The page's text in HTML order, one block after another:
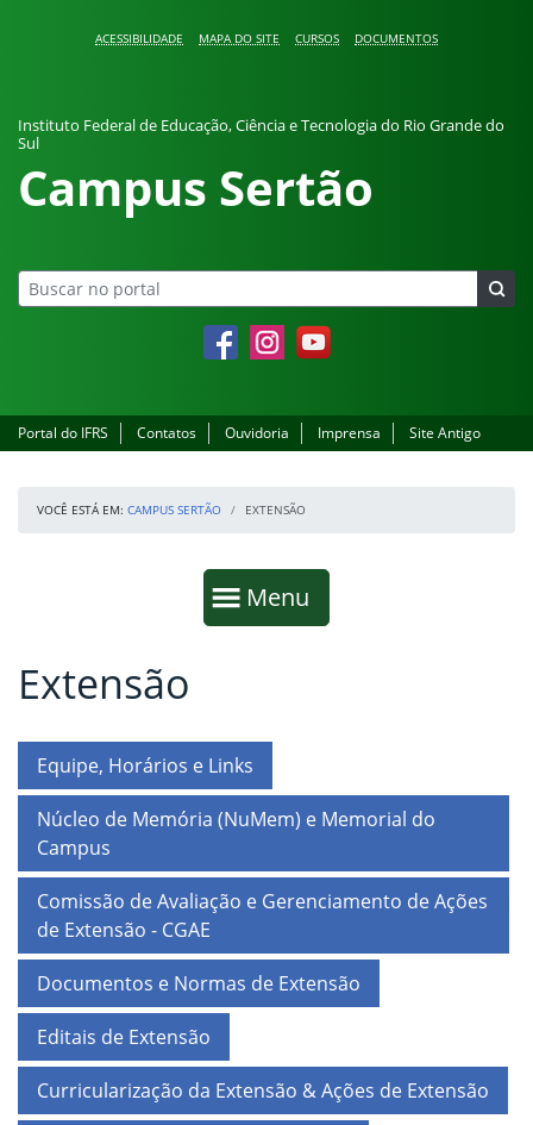
ACESSIBILIDADE MAPA DO SITE CURSOS DOCUMENTOS
Instituto Federal de Educação, Ciência e Tecnologia do Rio Grande do
Sul
Campus Sertão
FacebookInstagramYouTube
Portal do IFRS Contatos Ouvidoria Imprensa Site Antigo
VOCÊ ESTÁ EM: CAMPUS SERTÃO EXTENSÃO
Mostrar
Menu
Fim da navegação
Início do conteúdo
Extensão
Equipe, Horários e Links
Núcleo de Memória (NuMem) e Memorial do
Campus
Comissão de Avaliação e Gerenciamento de Ações
de Extensão - CGAE
Documentos e Normas de Extensão
Editais de Extensão
Curricularização da Extensão & Ações de Extensão